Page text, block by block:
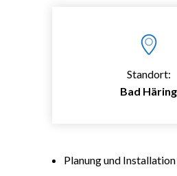
Standort:
Bad Häring
Planung und